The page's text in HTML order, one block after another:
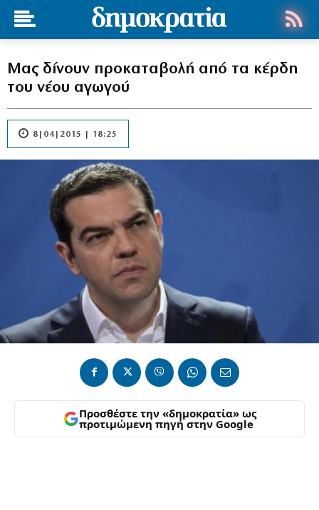
Μας δίνουν προκαταβολή από τα κέρδη
του νέου αγωγού
8|04|2015 | 18:25
Προσθέστε την «δημοκρατία» ως
προτιμώμενη πηγή στην Google